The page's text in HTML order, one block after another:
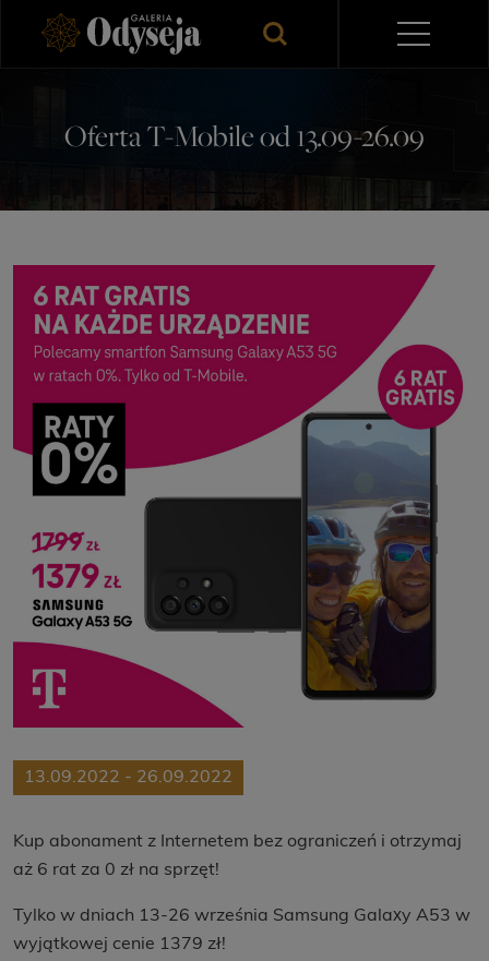
Oferta T-Mobile od 13.09-26.09
13.09.2022 - 26.09.2022
Kup abonament z Internetem bez ograniczeń i otrzymaj
aż 6 rat za 0 zł na sprzęt!
Tylko w dniach 13-26 września Samsung Galaxy A53 w
wyjątkowej cenie 1379 zł!